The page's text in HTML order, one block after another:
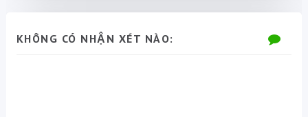
KHÔNG CÓ NHẬN XÉT NÀO: